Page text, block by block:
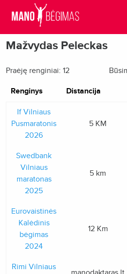
Mažvydas Peleckas
Praėję renginiai: 12
Renginys Distancija
If Vilniaus
Pusmaratonis
2026
5 KM
Swedbank
Vilniaus
maratonas
2025
5 km
Eurovaistinės
Kalėdinis
bėgimas
2024
12 Km
Rimi Vilniaus